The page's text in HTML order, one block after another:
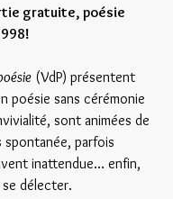
gratuite, poésie
(VdP) présentent
poésie sans cérémonie
sont animées de
spontanée, parfois
inattendue… enfin,
délecter.